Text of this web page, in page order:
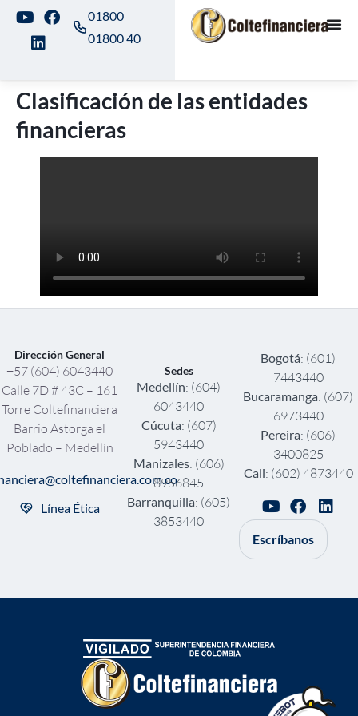
01800
01800 40
Clasificación de las entidades
financieras
Dirección General
+57 (604) 6043440
Calle 7D # 43C – 161
Torre Coltefinanciera
Barrio Astorga el
Poblado – Medellín
Línea Ética
Sedes
Medellín: (604)
6043440
Cúcuta: (607)
5943440
Manizales: (606)
8956845
Barranquilla: (605)
3853440
Bogotá: (601)
7443440
Bucaramanga: (607)
6973440
Pereira: (606)
3400825
Cali: (602) 4873440
Escríbanos